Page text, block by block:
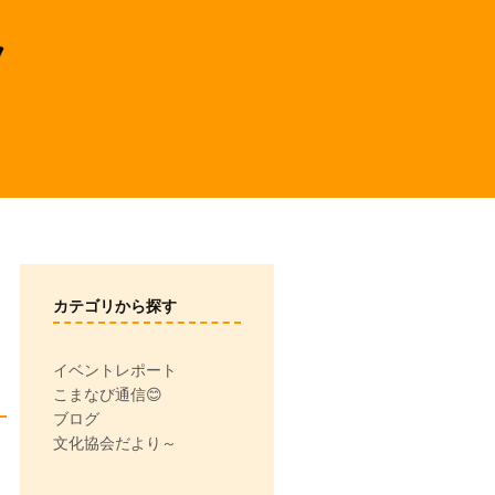
カテゴリから探す
イベントレポート
こまなび通信😊
ブログ
文化協会だより～